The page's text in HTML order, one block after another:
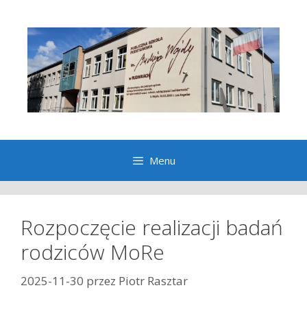
Menu
Rozpoczęcie realizacji badań
rodziców MoRe
2025-11-30 przez Piotr Rasztar